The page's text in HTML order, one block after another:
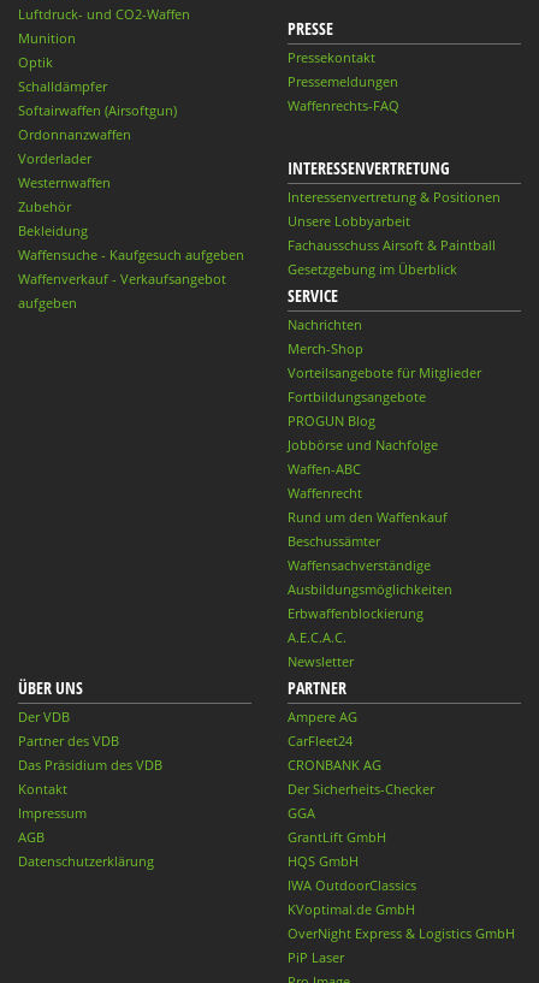
Luftdruck- und CO2-Waffen
Munition
Optik
Schalldämpfer
Softairwaffen (Airsoftgun)
Ordonnanzwaffen
Vorderlader
Westernwaffen
Zubehör
Bekleidung
Waffensuche - Kaufgesuch aufgeben
Waffenverkauf - Verkaufsangebot
aufgeben
PRESSE
Pressekontakt
Pressemeldungen
Waffenrechts-FAQ
INTERESSENVERTRETUNG
Interessenvertretung & Positionen
Unsere Lobbyarbeit
Fachausschuss Airsoft & Paintball
Gesetzgebung im Überblick
SERVICE
Nachrichten
Merch-Shop
Vorteilsangebote für Mitglieder
Fortbildungsangebote
PROGUN Blog
Jobbörse und Nachfolge
Waffen-ABC
Waffenrecht
Rund um den Waffenkauf
Beschussämter
Waffensachverständige
Ausbildungsmöglichkeiten
Erbwaffenblockierung
A.E.C.A.C.
Newsletter
ÜBER UNS
Der VDB
Partner des VDB
Das Präsidium des VDB
Kontakt
Impressum
AGB
Datenschutzerklärung
PARTNER
Ampere AG
CarFleet24
CRONBANK AG
Der Sicherheits-Checker
GGA
GrantLift GmbH
HQS GmbH
IWA OutdoorClassics
KVoptimal.de GmbH
OverNight Express & Logistics GmbH
PiP Laser